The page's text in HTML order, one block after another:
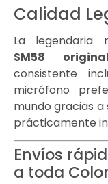
Calidad
La legendaria
SM58 original
consistente
micrófono
mundo gracias
prácticamente
Envíos
a toda